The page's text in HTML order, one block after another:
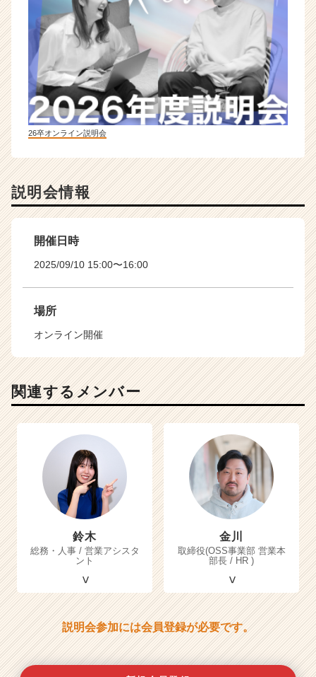
26卒オンライン説明会
説明会情報
開催日時
2025/09/10 15:00〜16:00
場所
オンライン開催
関連するメンバー
鈴木
総務・人事 / 営業アシスタ
ント
金川
取締役(OSS事業部 営業本
部長 / HR )
説明会参加には会員登録が必要です。